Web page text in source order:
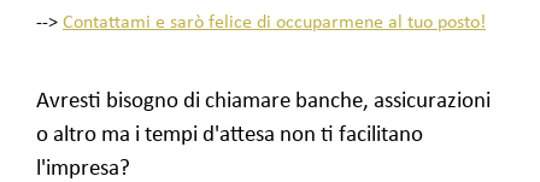
--> Contattami e sarò felice di occuparmene al tuo posto!
Avresti bisogno di chiamare banche, assicurazioni
o altro ma i tempi d'attesa non ti facilitano
l'impresa?